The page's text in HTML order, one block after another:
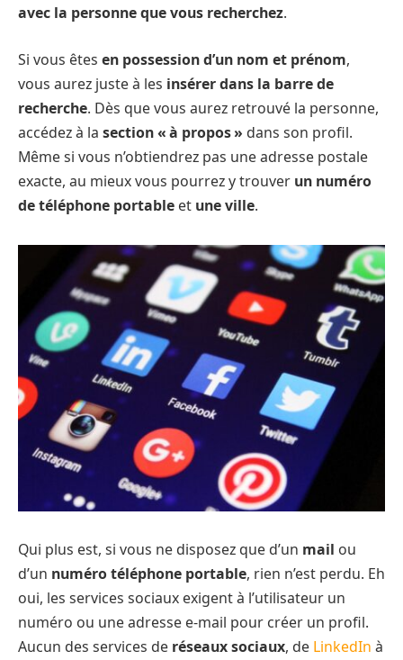
avec la personne que vous recherchez.
Si vous êtes en possession d’un nom et prénom,
vous aurez juste à les insérer dans la barre de
recherche. Dès que vous aurez retrouvé la personne,
accédez à la section « à propos » dans son profil.
Même si vous n’obtiendrez pas une adresse postale
exacte, au mieux vous pourrez y trouver un numéro
de téléphone portable et une ville.
Qui plus est, si vous ne disposez que d’un mail ou
d’un numéro téléphone portable, rien n’est perdu. Eh
oui, les services sociaux exigent à l’utilisateur un
numéro ou une adresse e-mail pour créer un profil.
Aucun des services de réseaux sociaux, de LinkedIn à